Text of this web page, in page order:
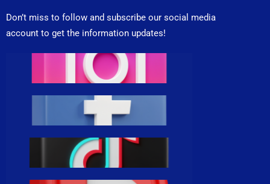
Don’t miss to follow and subscribe our social media
account to get the information updates!